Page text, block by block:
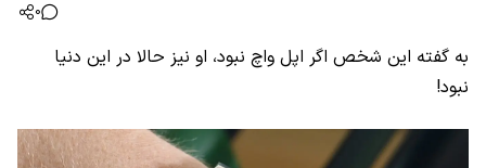
0
به گفته این شخص اگر اپل واچ نبود، او نیز حالا در این دنیا
نبود!